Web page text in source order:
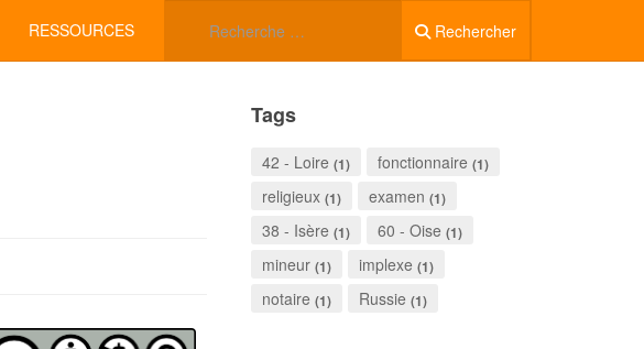
Rechercher
RESSOURCES
Tags
42 - Loire (1) fonctionnaire (1)
religieux (1) examen (1)
38 - Isère (1) 60 - Oise (1)
mineur (1) implexe (1)
notaire (1) Russie (1)